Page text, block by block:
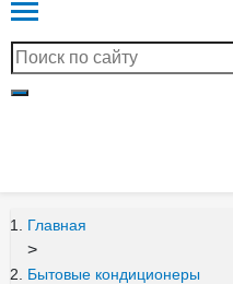
Главная
>
Бытовые кондиционеры